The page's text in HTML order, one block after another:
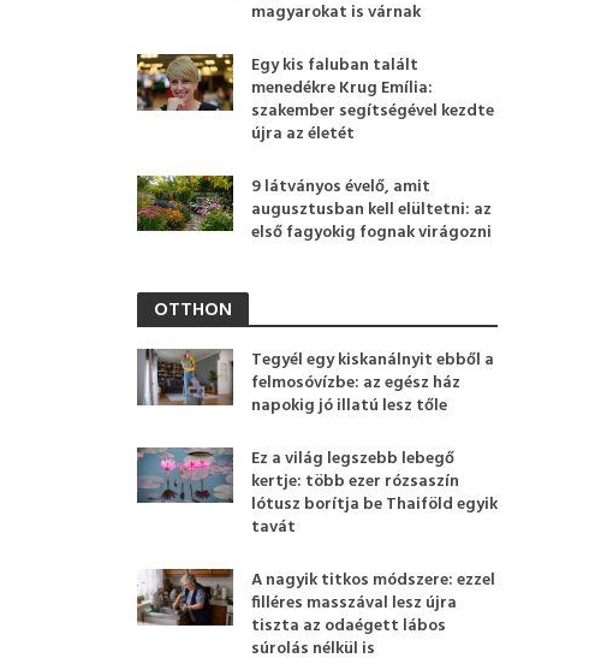
magyarokat is várnak
Egy kis faluban talált
menedékre Krug Emília:
szakember segítségével kezdte
újra az életét
9 látványos évelő, amit
augusztusban kell elültetni: az
első fagyokig fognak virágozni
OTTHON
Tegyél egy kiskanálnyit ebből a
felmosóvízbe: az egész ház
napokig jó illatú lesz tőle
Ez a világ legszebb lebegő
kertje: több ezer rózsaszín
lótusz borítja be Thaiföld egyik
tavát
A nagyik titkos módszere: ezzel
filléres masszával lesz újra
tiszta az odaégett lábos
súrolás nélkül is